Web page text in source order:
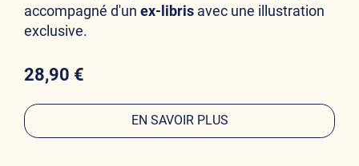
accompagné d'un ex-libris avec une illustration
exclusive.
28,90 €
EN SAVOIR PLUS